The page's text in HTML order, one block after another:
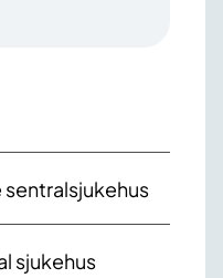
sjukehus